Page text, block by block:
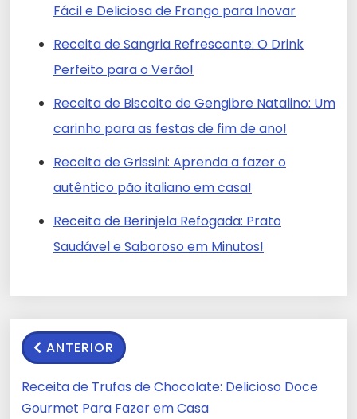
Fácil e Deliciosa de Frango para Inovar
Receita de Sangria Refrescante: O Drink
Perfeito para o Verão!
Receita de Biscoito de Gengibre Natalino: Um
carinho para as festas de fim de ano!
Receita de Grissini: Aprenda a fazer o
autêntico pão italiano em casa!
Receita de Berinjela Refogada: Prato
Saudável e Saboroso em Minutos!
ANTERIOR
Receita de Trufas de Chocolate: Delicioso Doce
Gourmet Para Fazer em Casa